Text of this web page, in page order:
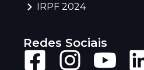
IRPF 2024
Redes Sociais